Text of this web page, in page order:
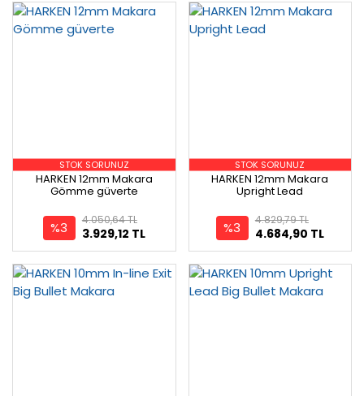
STOK SORUNUZ
HARKEN 12mm Makara
Gömme güverte
%3 3.929,12 TL
4.050,64 TL
STOK SORUNUZ
HARKEN 12mm Makara
Upright Lead
%3 4.684,90 TL
4.829,79 TL